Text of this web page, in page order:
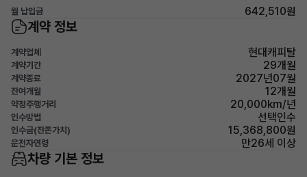
월 납입금 642,510원
계약 정보
계약업체 현대캐피탈
계약기간 29개월
계약종료 2027년07월
잔여개월 12개월
약정주행거리 20,000km/년
인수방법 선택인수
인수금(잔존가치) 15,368,800원
운전자연령 만26세 이상
차량 기본 정보